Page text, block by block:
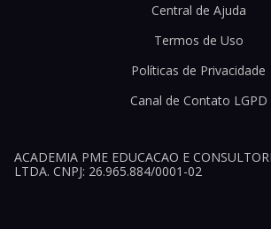
Central de Ajuda
Termos de Uso
Políticas de Privacidade
Canal de Contato LGPD
ACADEMIA PME EDUCACAO E
LTDA. CNPJ: 26.965.884/0001-02